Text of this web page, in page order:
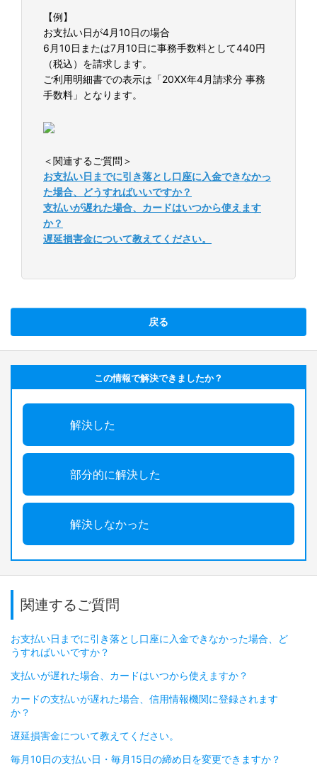
【例】
お支払い日が4月10日の場合
6月10日または7月10日に事務手数料として440円
（税込）を請求します。
ご利用明細書での表示は「20XX年4月請求分 事務
手数料」となります。
＜関連するご質問＞
お支払い日までに引き落とし口座に入金できなかっ
た場合、どうすればいいですか？
支払いが遅れた場合、カードはいつから使えます
か？
遅延損害金について教えてください。
戻る
この情報で解決できましたか？
解決した
部分的に解決した
解決しなかった
関連するご質問
お支払い日までに引き落とし口座に入金できなかった場合、ど
うすればいいですか？
支払いが遅れた場合、カードはいつから使えますか？
カードの支払いが遅れた場合、信用情報機関に登録されます
か？
遅延損害金について教えてください。
毎月10日の支払い日・毎月15日の締め日を変更できますか？